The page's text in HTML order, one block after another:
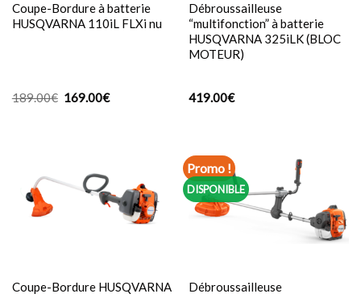
Coupe-Bordure à batterie
HUSQVARNA 110iL FLXi nu
189.00€ Le
prix
169.00€Le
prix
Débroussailleuse
“multifonction” à batterie
HUSQVARNA 325iLK (BLOC
MOTEUR)
419.00€
Coupe-Bordure HUSQVARNA
Promo !
DISPONIBLE
Débroussailleuse